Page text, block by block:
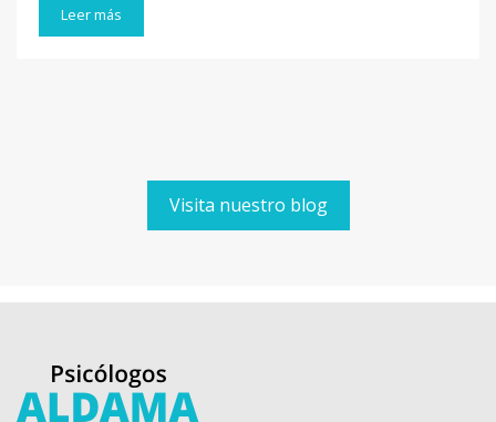
Leer más
Visita nuestro blog